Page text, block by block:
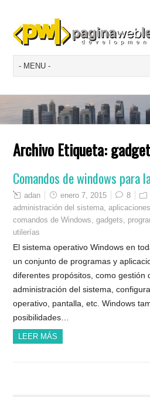
Archivo Etiqueta:
Comandos de windows para
adan enero 7, 2015 8
administración del sistema ,aplicaciones
comandos de Windows ,gadgets
utilerías
El sistema operativo Windows en
un conjunto de programas y
diferentes propósitos, como gestión
administración del sistema,
operativo, pantalla, etc. Windows
posibilidades…
LEER MÁS